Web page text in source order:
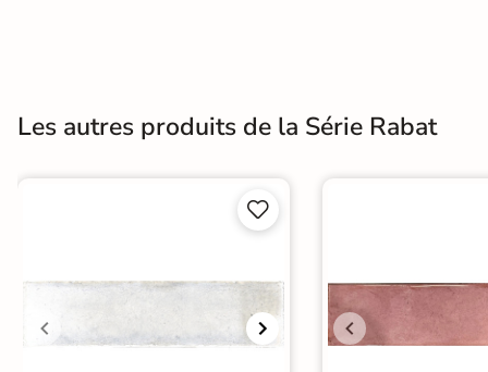
Carrelage
Les autres produits de la Série Rabat

